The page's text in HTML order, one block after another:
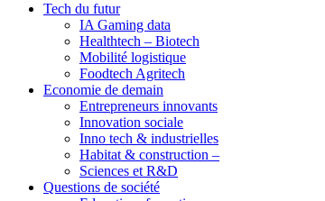
Tech du futur
IA Gaming data
Healthtech – Biotech
Mobilité logistique
Foodtech Agritech
Economie de demain
Entrepreneurs innovants
Innovation sociale
Inno tech & industrielles
Habitat & construction –
Sciences et R&D
Questions de société